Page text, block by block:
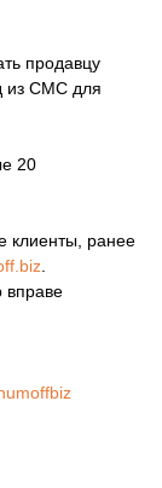
продавцу
из СМС для
20
клиенты, ранее
вправе